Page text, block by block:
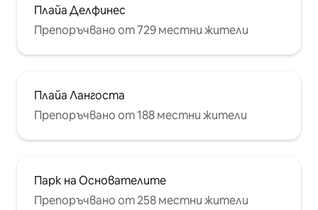
Плайа Делфинес
Препоръчвано от 729 местни жители
Плайа Лангоста
Препоръчвано от 188 местни жители
Парк на Основателите
Препоръчвано от 258 местни жители